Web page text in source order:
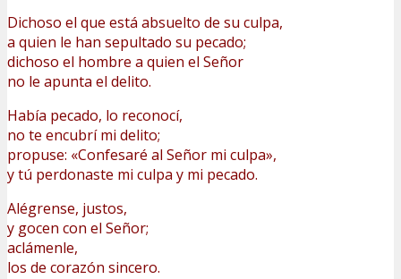
Dichoso el que está absuelto de su culpa,
a quien le han sepultado su pecado;
dichoso el hombre a quien el Señor
no le apunta el delito.
Había pecado, lo reconocí,
no te encubrí mi delito;
propuse: «Confesaré al Señor mi culpa»,
y tú perdonaste mi culpa y mi pecado.
Alégrense, justos,
y gocen con el Señor;
aclámenle,
los de corazón sincero.